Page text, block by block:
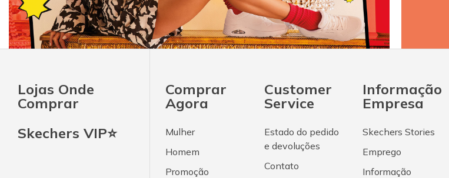
Lojas Onde
Comprar
Skechers VIP⭐
Comprar
Agora
Mulher
Homem
Promoção
Customer
Service
Estado do pedido
e devoluções
Contato
Informação
Empresa
Skechers Stories
Emprego
Informação